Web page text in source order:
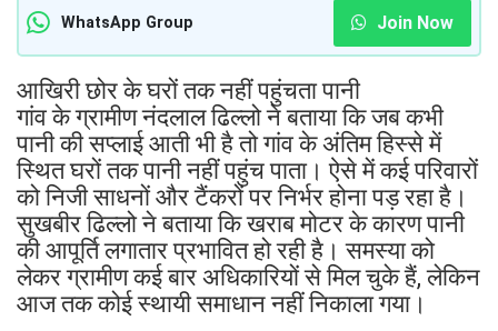
WhatsApp Group Join Now
आखिरी छोर के घरों तक नहीं पहुंचता पानी
गांव के ग्रामीण नंदलाल ढिल्लो ने बताया कि जब कभी
पानी की सप्लाई आती भी है तो गांव के अंतिम हिस्से में
स्थित घरों तक पानी नहीं पहुंच पाता। ऐसे में कई परिवारों
को निजी साधनों और टैंकरों पर निर्भर होना पड़ रहा है।
सुखबीर ढिल्लो ने बताया कि खराब मोटर के कारण पानी
की आपूर्ति लगातार प्रभावित हो रही है। समस्या को
लेकर ग्रामीण कई बार अधिकारियों से मिल चुके हैं, लेकिन
आज तक कोई स्थायी समाधान नहीं निकाला गया।